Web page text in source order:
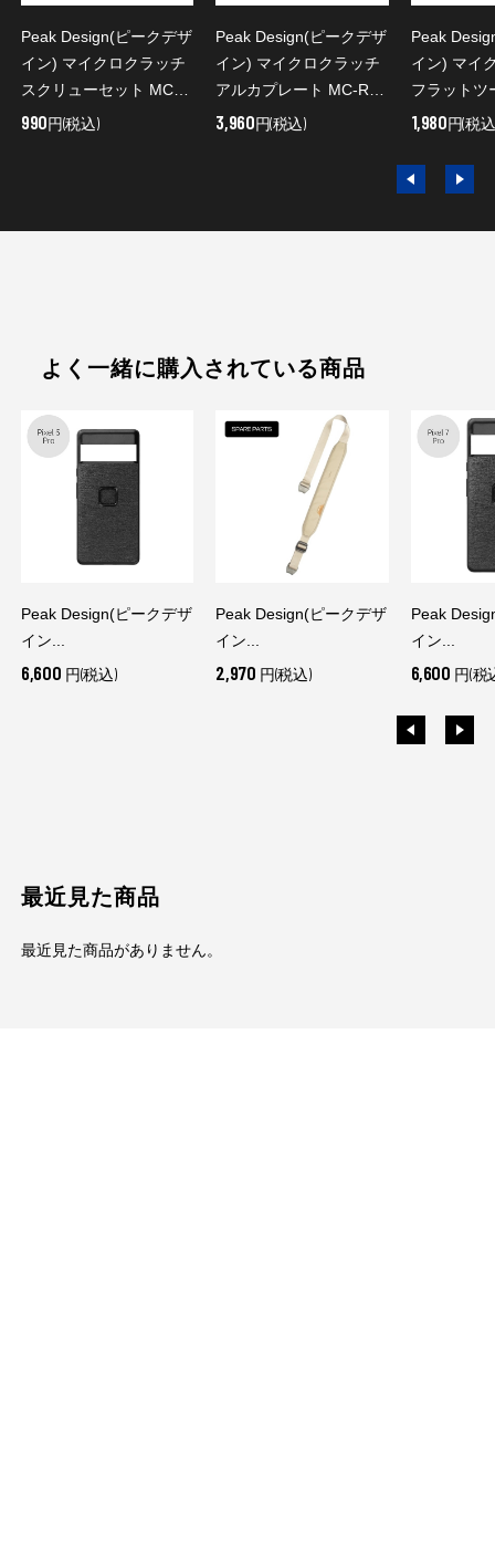
Peak Design(ピークデザ
イン) マイクロクラッチ
スクリューセット MC-
R-SS-1/保守パーツ
990円(税込)
Peak Design(ピークデザ
イン) マイクロクラッチ
アルカプレート MC-R-
AP-1/保守パーツ
3,960円(税込)
Peak
イン) マイ
フラットツ
FT-1/保守
1,980円(税
よく一緒に購入されている商品
Peak Design(ピークデザ
イン...
6,600 円(税込)
Peak Design(ピークデザ
イン...
2,970 円(税込)
Peak
イン...
6,600 円(税
最近見た商品
最近見た商品がありません。